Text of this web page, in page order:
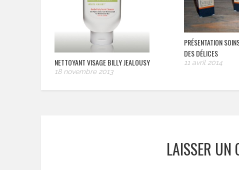
NETTOYANT VISAGE BILLY JEALOUSY
18 novembre 2013
PRÉSENTATION
DES DÉLICES
11 avril 2014
LAISSER UN